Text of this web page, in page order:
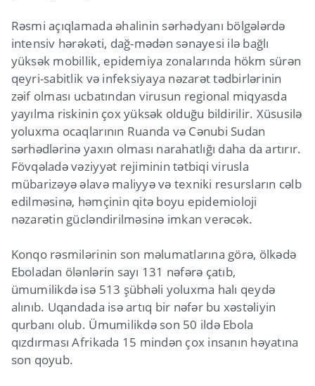
Rəsmi açıqlamada əhalinin sərhədyanı bölgələrdə
intensiv hərəkəti, dağ-mədən sənayesi ilə bağlı
yüksək mobillik, epidemiya zonalarında hökm sürən
qeyri-sabitlik və infeksiyaya nəzarət tədbirlərinin
zəif olması ucbatından virusun regional miqyasda
yayılma riskinin çox yüksək olduğu bildirilir. Xüsusilə
yoluxma ocaqlarının Ruanda və Cənubi Sudan
sərhədlərinə yaxın olması narahatlığı daha da artırır.
Fövqəladə vəziyyət rejiminin tətbiqi virusla
mübarizəyə əlavə maliyyə və texniki resursların cəlb
edilməsinə, həmçinin qitə boyu epidemioloji
nəzarətin gücləndirilməsinə imkan verəcək.
Konqo rəsmilərinin son məlumatlarına görə, ölkədə
Eboladan ölənlərin sayı 131 nəfərə çatıb,
ümumilikdə isə 513 şübhəli yoluxma halı qeydə
alınıb. Uqandada isə artıq bir nəfər bu xəstəliyin
qurbanı olub. Ümumilikdə son 50 ildə Ebola
qızdırması Afrikada 15 mindən çox insanın həyatına
son qoyub.